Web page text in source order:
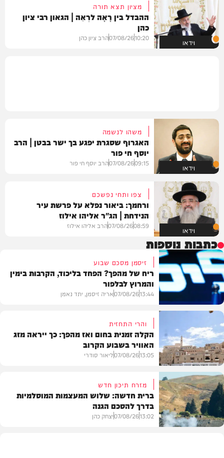
וידאו
מציון תצא תורה
ההבדל בין רָאָה לרְאֵה | הגאון רבי ציון
כהן
10:20
07/08/26הרב ציון כהן
וידאו
משהו לנשמה
האגרוף שסגרת יפגע בך ישר בבטן | הרב
יוסף חי פור
09:15
07/08/26הרב יוסף חי פור
וידאו
צפו ותחי נפשכם
ורחמך: ביאור נפלא על פרשת עיר
הנידחת | הג"ר אליהו אילוז
08:59
07/08/26הרב אליהו אילוז
כתבות נוספות
פוליטי
זיסמן מסכם שבוע
ריח של מהפך? הפחד בליכוד, הקרבות בימין
והמרוץ לבלפור
13:44
07/08/26אריה זיסמן, יתד נאמן
מזג האוויר
והרי התחזית
הקלה זמנית בחום ואז מהפך: כך ייראה מזג
האוויר בשבוע הקרוב
13:05
07/08/26ליאור סודרי
מזרח תיכון חדש
ברית חדשה: שלוש המעצמות המוסלמיות
בדרך להסכם הגנה
13:02
07/08/26יצחק כהן